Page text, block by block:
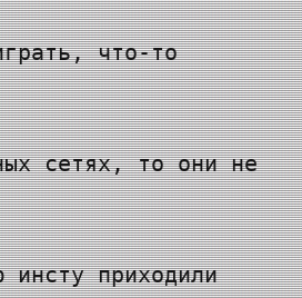
что-то
сетях, то они не
приходили